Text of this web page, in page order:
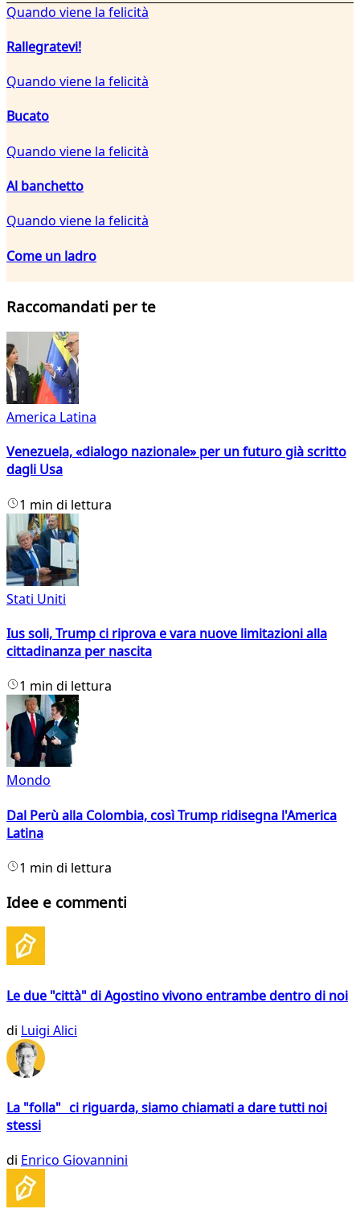
Quando viene la felicità
Rallegratevi!
Quando viene la felicità
Bucato
Quando viene la felicità
Al banchetto
Quando viene la felicità
Come un ladro
Raccomandati per te
America Latina
Venezuela, «dialogo nazionale» per un futuro già scritto
dagli Usa
1 min di lettura
Stati Uniti
Ius soli, Trump ci riprova e vara nuove limitazioni alla
cittadinanza per nascita
1 min di lettura
Mondo
Dal Perù alla Colombia, così Trump ridisegna l'America
Latina
1 min di lettura
Idee e commenti
Le due "città" di Agostino vivono entrambe dentro di noi
di Luigi Alici
La "folla" ci riguarda, siamo chiamati a dare tutti noi
stessi
di Enrico Giovannini